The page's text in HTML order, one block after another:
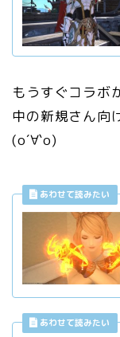
もうすぐコラボ
中の新規さん向
(о´∀`о)